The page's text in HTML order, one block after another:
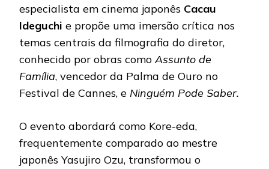
especialista em cinema japonês Cacau
Ideguchi e propõe uma imersão crítica nos
temas centrais da filmografia do diretor,
conhecido por obras comoAssunto de
Família, vencedor da Palma de Ouro no
Festival de Cannes, e Ninguém Pode Saber.
O evento abordará como Kore-eda,
frequentemente comparado ao mestre
japonês Yasujiro Ozu, transformou o